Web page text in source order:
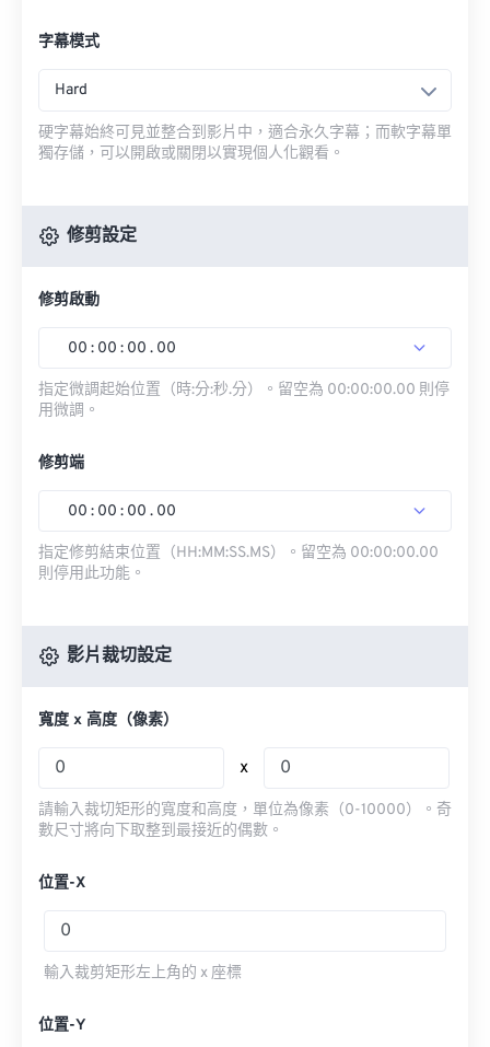
字幕模式
Hard
硬字幕始終可見並整合到影片中，適合永久字幕；而軟字幕單
獨存儲，可以開啟或關閉以實現個人化觀看。
修剪設定
修剪啟動
00 : 00 : 00 . 00
指定微調起始位置（時:分:秒.分）。留空為 00:00:00.00 則停
用微調。
修剪端
00 : 00 : 00 . 00
指定修剪結束位置（HH:MM:SS.MS）。留空為 00:00:00.00
則停用此功能。
影片裁切設定
寬度 x 高度（像素）
x
請輸入裁切矩形的寬度和高度，單位為像素（0-10000）。奇
數尺寸將向下取整到最接近的偶數。
位置-X
輸入裁剪矩形左上角的 x 座標
位置-Y